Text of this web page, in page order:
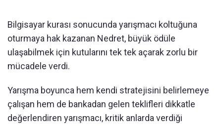
Bilgisayar kurası sonucunda yarışmacı koltuğuna
oturmaya hak kazanan Nedret, büyük ödüle
ulaşabilmek için kutularını tek tek açarak zorlu bir
mücadele verdi.
Yarışma boyunca hem kendi stratejisini belirlemeye
çalışan hem de bankadan gelen teklifleri dikkatle
değerlendiren yarışmacı, kritik anlarda verdiği